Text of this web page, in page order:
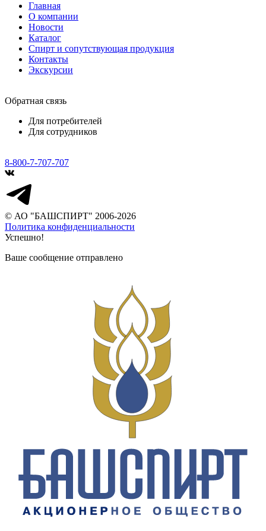
Главная
О компании
Новости
Каталог
Спирт и сопутствующая продукция
Контакты
Экскурсии
Обратная связь
Для потребителей
Для сотрудников
8-800-7-707-707
© АО "БАШСПИРТ" 2006-2026
Политика конфиденциальности
Успешно!
Ваше сообщение отправлено